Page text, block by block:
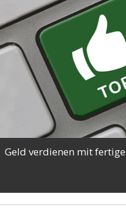
Geld verdienen mit